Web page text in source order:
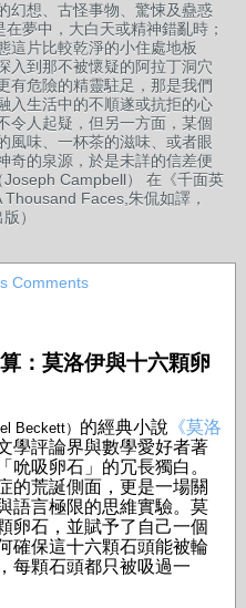
幻想、古怪事物、驚悚及蠱惑
夢中，大白天或精神錯亂時；
這片比較乾淨的小住處地板
入到那不被懷疑的阿拉丁洞穴
有危險的精靈駐足，那是我們
入生活中的不順遂或抗拒的心
令人起疑，但另一方面，某個
風味、一杯茶的滋味、或者眼
奇的泉源，於是未詳的信差便
Campbell） 在《千面英
Faces,朱侃如譯，
）
Comments
：莫洛伊與十六顆卵
Beckett） 的經典小說 《莫洛
學評論界與數學愛好者著
吮吸卵石」的冗長獨白。
的荒誕側面，更是一場關
語言極限的思維實驗。莫
卵石，並賦予了自己一個
確保這十六顆石頭能被輪
每顆石頭都只被吸過一